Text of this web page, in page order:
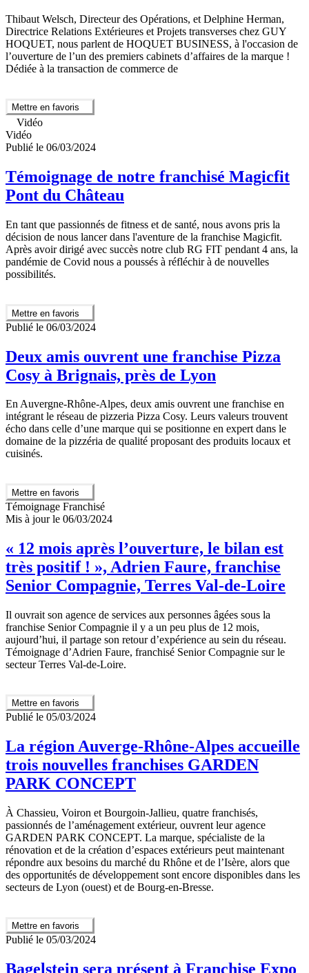
Thibaut Welsch, Directeur des Opérations, et Delphine Herman,
Directrice Relations Extérieures et Projets transverses chez GUY
HOQUET, nous parlent de HOQUET BUSINESS, à l'occasion de
l’ouverture de l’un des premiers cabinets d’affaires de la marque !
Dédiée à la transaction de commerce de
Mettre en favoris
Vidéo
Vidéo
Publié le 06/03/2024
Témoignage de notre franchisé Magicfit
Pont du Château
En tant que passionnés de fitness et de santé, nous avons pris la
décision de nous lancer dans l'aventure de la franchise Magicfit.
Après avoir dirigé avec succès notre club RG FIT pendant 4 ans, la
pandémie de Covid nous a poussés à réfléchir à de nouvelles
possibilités.
Mettre en favoris
Publié le 06/03/2024
Deux amis ouvrent une franchise Pizza
Cosy à Brignais, près de Lyon
En Auvergne-Rhône-Alpes, deux amis ouvrent une franchise en
intégrant le réseau de pizzeria Pizza Cosy. Leurs valeurs trouvent
écho dans celle d’une marque qui se positionne en expert dans le
domaine de la pizzéria de qualité proposant des produits locaux et
cuisinés.
Mettre en favoris
Témoignage Franchisé
Mis à jour le 06/03/2024
« 12 mois après l’ouverture, le bilan est
très positif ! », Adrien Faure, franchise
Senior Compagnie, Terres Val-de-Loire
Il ouvrait son agence de services aux personnes âgées sous la
franchise Senior Compagnie il y a un peu plus de 12 mois,
aujourd’hui, il partage son retour d’expérience au sein du réseau.
Témoignage d’Adrien Faure, franchisé Senior Compagnie sur le
secteur Terres Val-de-Loire.
Mettre en favoris
Publié le 05/03/2024
La région Auverge-Rhône-Alpes accueille
trois nouvelles franchises GARDEN
PARK CONCEPT
À Chassieu, Voiron et Bourgoin-Jallieu, quatre franchisés,
passionnés de l’aménagement extérieur, ouvrent leur agence
GARDEN PARK CONCEPT. La marque, spécialiste de la
rénovation et de la création d’espaces extérieurs peut maintenant
répondre aux besoins du marché du Rhône et de l’Isère, alors que
des opportunités de développement sont encore disponibles dans les
secteurs de Lyon (ouest) et de Bourg-en-Bresse.
Mettre en favoris
Publié le 05/03/2024
Bagelstein sera présent à Franchise Expo